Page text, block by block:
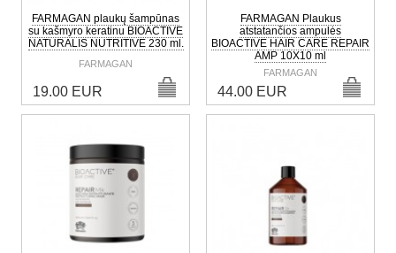
FARMAGAN plaukų šampūnas
su kašmyro keratinu BIOACTIVE
NATURALIS NUTRITIVE 230 ml.
FARMAGAN
19.00 EUR
FARMAGAN Plaukus
atstatančios ampulės
BIOACTIVE HAIR CARE REPAIR
AMP 10X10 ml
FARMAGAN
44.00 EUR